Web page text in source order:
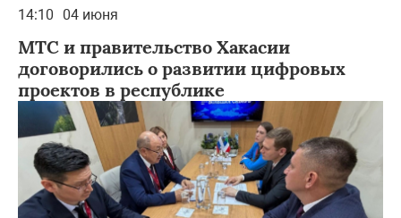
14:10 04 июня
МТС и правительство Хакасии
договорились о развитии цифровых
проектов в республике